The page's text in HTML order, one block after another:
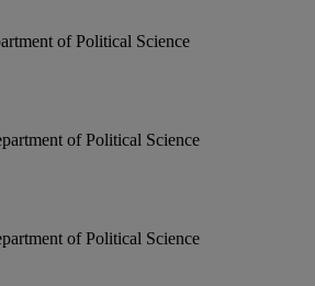
of Political Science
of Political Science
of Political Science